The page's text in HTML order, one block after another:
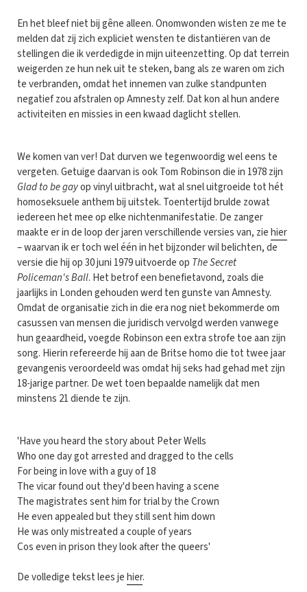
En het bleef niet bij gêne alleen. Onomwonden wisten ze me te
melden dat zij zich expliciet wensten te distantiëren van de
stellingen die ik verdedigde in mijn uiteenzetting. Op dat terrein
weigerden ze hun nek uit te steken, bang als ze waren om zich
te verbranden, omdat het innemen van zulke standpunten
negatief zou afstralen op Amnesty zelf. Dat kon al hun andere
activiteiten en missies in een kwaad daglicht stellen.
We komen van ver! Dat durven we tegenwoordig wel eens te
vergeten. Getuige daarvan is ook Tom Robinson die in 1978 zijn
Glad to be gayop vinyl uitbracht, wat al snel uitgroeide tot hét
homoseksuele anthem bij uitstek. Toentertijd brulde zowat
iedereen het mee op elke nichtenmanifestatie. De zanger
maakte er in de loop der jaren verschillende versies van, ziehier
– waarvan ik er toch wel één in het bijzonder wil belichten, de
versie die hij op 30 juni 1979 uitvoerde op The Secret
Policeman's Ball. Het betrof een benefietavond, zoals die
jaarlijks in Londen gehouden werd ten gunste van Amnesty.
Omdat de organisatie zich in die era nog niet bekommerde om
casussen van mensen die juridisch vervolgd werden vanwege
hun geaardheid, voegde Robinson een extra strofe toe aan zijn
song. Hierin refereerde hij aan de Britse homo die tot twee jaar
gevangenis veroordeeld was omdat hij seks had gehad met zijn
18-jarige partner. De wet toen bepaalde namelijk dat men
minstens 21 diende te zijn.
'Have you heard the story about Peter Wells
Who one day got arrested and dragged to the cells
For being in love with a guy of 18
The vicar found out they'd been having a scene
The magistrates sent him for trial by the Crown
He even appealed but they still sent him down
He was only mistreated a couple of years
Cos even in prison they look after the queers'
De volledige tekst lees jehier.